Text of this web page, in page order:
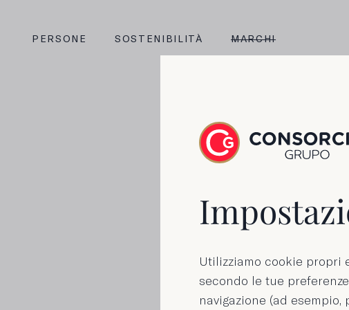
PERSONE SOSTENIBILITÀ MARCHI
extra
Utilizziamo cookie propri
secondo le tue
navigazione (ad esempio,